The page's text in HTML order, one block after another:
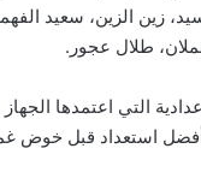
زين الزين، سعيد
طلال عجور.
التي اعتمدها الجهاز
استعداد قبل خوض